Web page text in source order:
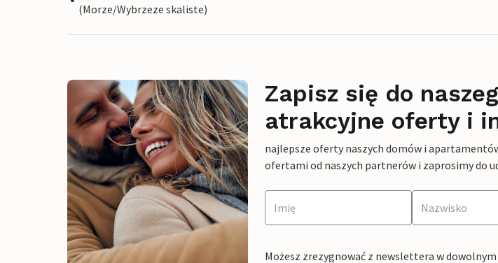
(Morze/Wybrzeze skaliste)
Zapisz się do
atrakcyjne oferty i
najlepsze oferty naszych domów i
ofertami od naszych partnerów i zaprosimy do
Możesz zrezygnować z newslettera w